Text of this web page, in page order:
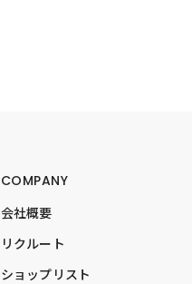
COMPANY
会社概要
リクルート
ショップリスト